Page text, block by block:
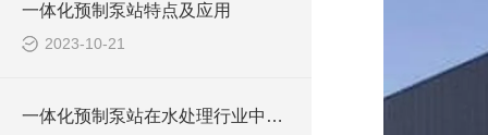
一体化预制泵站特点及应用
2023-10-21
一体化预制泵站在水处理行业中的应用